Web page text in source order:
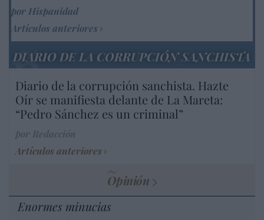
por Hispanidad
Artículos anteriores
DIARIO DE LA CORRUPCIÓN SANCHISTA
Diario de la corrupción sanchista. Hazte
Oír se manifiesta delante de La Mareta:
“Pedro Sánchez es un criminal”
Artículos anteriores
Opinión
Enormes minucias